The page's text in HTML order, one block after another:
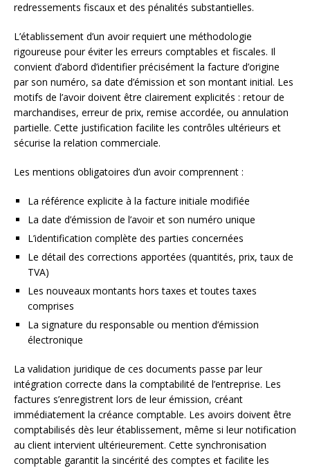
redressements fiscaux et des pénalités substantielles.
L’établissement d’un avoir requiert une méthodologie
rigoureuse pour éviter les erreurs comptables et fiscales. Il
convient d’abord d’identifier précisément la facture d’origine
par son numéro, sa date d’émission et son montant initial. Les
motifs de l’avoir doivent être clairement explicités : retour de
marchandises, erreur de prix, remise accordée, ou annulation
partielle. Cette justification facilite les contrôles ultérieurs et
sécurise la relation commerciale.
Les mentions obligatoires d’un avoir comprennent :
La référence explicite à la facture initiale modifiée
La date d’émission de l’avoir et son numéro unique
L’identification complète des parties concernées
Le détail des corrections apportées (quantités, prix, taux de
TVA)
Les nouveaux montants hors taxes et toutes taxes
comprises
La signature du responsable ou mention d’émission
électronique
La validation juridique de ces documents passe par leur
intégration correcte dans la comptabilité de l’entreprise. Les
factures s’enregistrent lors de leur émission, créant
immédiatement la créance comptable. Les avoirs doivent être
comptabilisés dès leur établissement, même si leur notification
au client intervient ultérieurement. Cette synchronisation
comptable garantit la sincérité des comptes et facilite les